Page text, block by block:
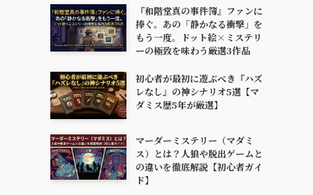
『和階堂真の事件簿』ファンに
捧ぐ。あの「静かなる衝撃」を
もう一度。ドット絵×ミステリ
ーの極致を味わう厳選3作品
初心者が最初に遊ぶべき『ハズ
レなし』の神シナリオ5選【マ
ダミス歴5年が厳選】
マーダーミステリー（マダミ
ス）とは？人狼や脱出ゲームと
の違いを徹底解説【初心者ガイ
ド】